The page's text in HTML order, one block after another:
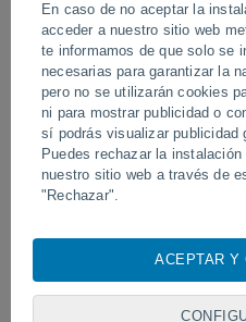
En caso de no aceptar la
acceder a nuestro sitio web
te informamos de que solo se
necesarias para garantizar la
pero no se utilizarán cookies
ni para mostrar publicidad o
sí podrás visualizar publicidad
Puedes rechazar la
nuestro sitio web a través de
"Rechazar".
cookies, identificadores
visita en este sitio web, las
identificadores de cookies. Es
ACEPTAR Y
El tifón Dolphin azota varias
China.
Síguenos